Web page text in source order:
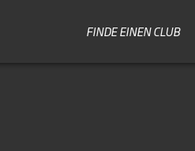
FINDE EINEN CLUB